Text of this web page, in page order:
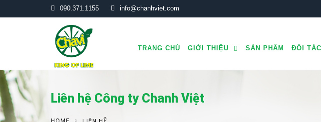
090.371.1155 info@chanhviet.com
TRANG CHỦ GIỚI THIỆU SẢN PHẨM ĐỐI
Liên hệ Công ty Chanh Việt